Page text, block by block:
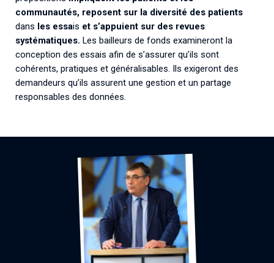
communautés, reposent sur la diversité des patients
dans les essais et s’appuient sur des revues
systématiques. Les bailleurs de fonds examineront la
conception des essais afin de s’assurer qu’ils sont
cohérents, pratiques et généralisables. Ils exigeront des
demandeurs qu’ils assurent une gestion et un partage
responsables des données.